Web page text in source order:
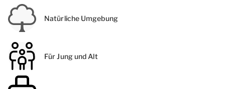
Natürliche Umgebung
Für Jung und Alt